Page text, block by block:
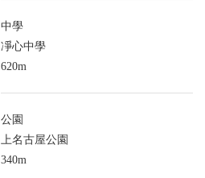
中學
凈心中學
620m
公園
上名古屋公園
340m